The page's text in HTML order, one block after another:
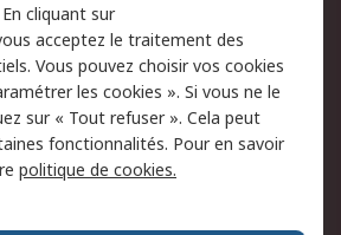
Sécurité des e-mails
à
Conditions générales
de vente
cliquant sur
acceptez le traitement des
Vous pouvez choisir vos cookies
les cookies ». Si vous ne le
sur « Tout refuser ». Cela peut
fonctionnalités. Pour en savoir
politique de cookies.